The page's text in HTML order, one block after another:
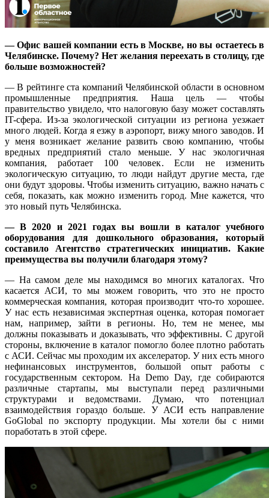
— Офис вашей компании есть в Москве, но вы остаетесь в
Челябинске. Почему? Нет желания переехать в столицу, где
больше возможностей?
— В рейтинге ста компаний Челябинской области в основном
промышленные предприятия. Наша цель — чтобы
правительство увидело, что налоговую базу может составлять
IT-сфера. Из-за экологической ситуации из региона уезжает
много людей. Когда я езжу в аэропорт, вижу много заводов. И
у меня возникает желание развить свою компанию, чтобы
вредных предприятий стало меньше. У нас экологичная
компания, работает 100 человек. Если не изменить
экологическую ситуацию, то люди найдут другие места, где
они будут здоровы. Чтобы изменить ситуацию, важно начать с
себя, показать, как можно изменить город. Мне кажется, что
это новый путь Челябинска.
— В 2020 и 2021 годах вы вошли в каталог учебного
оборудования для дошкольного образования, который
составило Агентство стратегических инициатив. Какие
преимущества вы получили благодаря этому?
— На самом деле мы находимся во многих каталогах. Что
касается АСИ, то мы можем говорить, что это не просто
коммерческая компания, которая производит что-то хорошее.
У нас есть независимая экспертная оценка, которая помогает
нам, например, зайти в регионы. Но, тем не менее, мы
должны показывать и доказывать, что эффективны. С другой
стороны, включение в каталог помогло более плотно работать
с АСИ. Сейчас мы проходим их акселератор. У них есть много
нефинансовых инструментов, большой опыт работы с
государственным сектором. На Demo Day, где собираются
различные стартапы, мы выступали перед различными
структурами и ведомствами. Думаю, что потенциал
взаимодействия гораздо больше. У АСИ есть направление
GoGlobal по экспорту продукции. Мы хотели бы с ними
поработать в этой сфере.